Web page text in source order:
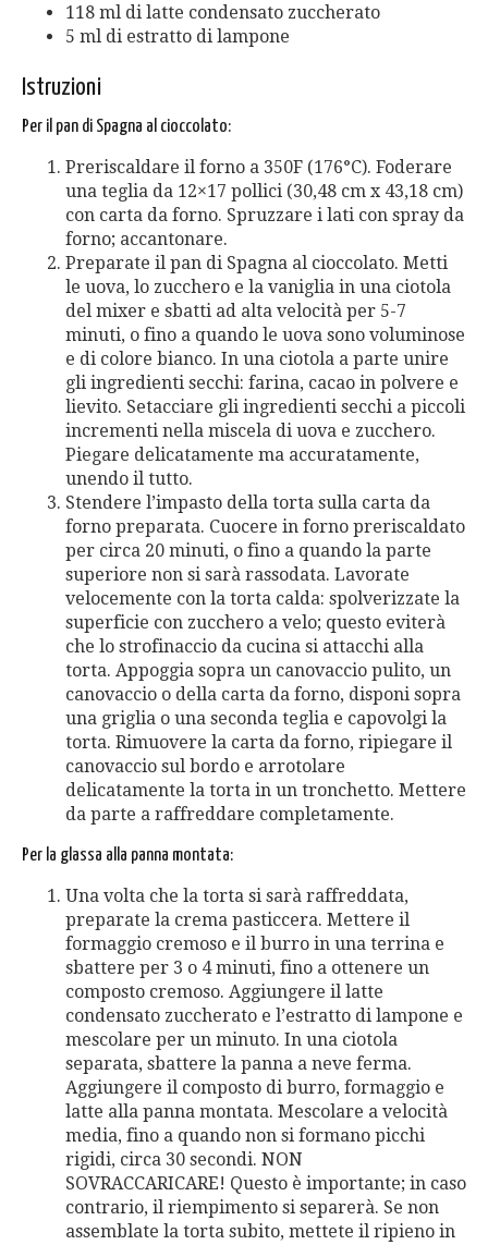
118 ml di latte condensato zuccherato
5 ml di estratto di lampone
Istruzioni
Per il pan di Spagna al cioccolato:
Preriscaldare il forno a 350F (176°C). Foderare
una teglia da 12×17 pollici (30,48 cm x 43,18 cm)
con carta da forno. Spruzzare i lati con spray da
forno; accantonare.
Preparate il pan di Spagna al cioccolato. Metti
le uova, lo zucchero e la vaniglia in una ciotola
del mixer e sbatti ad alta velocità per 5-7
minuti, o fino a quando le uova sono voluminose
e di colore bianco. In una ciotola a parte unire
gli ingredienti secchi: farina, cacao in polvere e
lievito. Setacciare gli ingredienti secchi a piccoli
incrementi nella miscela di uova e zucchero.
Piegare delicatamente ma accuratamente,
unendo il tutto.
Stendere l’impasto della torta sulla carta da
forno preparata. Cuocere in forno preriscaldato
per circa 20 minuti, o fino a quando la parte
superiore non si sarà rassodata. Lavorate
velocemente con la torta calda: spolverizzate la
superficie con zucchero a velo; questo eviterà
che lo strofinaccio da cucina si attacchi alla
torta. Appoggia sopra un canovaccio pulito, un
canovaccio o della carta da forno, disponi sopra
una griglia o una seconda teglia e capovolgi la
torta. Rimuovere la carta da forno, ripiegare il
canovaccio sul bordo e arrotolare
delicatamente la torta in un tronchetto. Mettere
da parte a raffreddare completamente.
Per la glassa alla panna montata:
Una volta che la torta si sarà raffreddata,
preparate la crema pasticcera. Mettere il
formaggio cremoso e il burro in una terrina e
sbattere per 3 o 4 minuti, fino a ottenere un
composto cremoso. Aggiungere il latte
condensato zuccherato e l’estratto di lampone e
mescolare per un minuto. In una ciotola
separata, sbattere la panna a neve ferma.
Aggiungere il composto di burro, formaggio e
latte alla panna montata. Mescolare a velocità
media, fino a quando non si formano picchi
rigidi, circa 30 secondi. NON
SOVRACCARICARE! Questo è importante; in caso
contrario, il riempimento si separerà. Se non
assemblate la torta subito, mettete il ripieno in